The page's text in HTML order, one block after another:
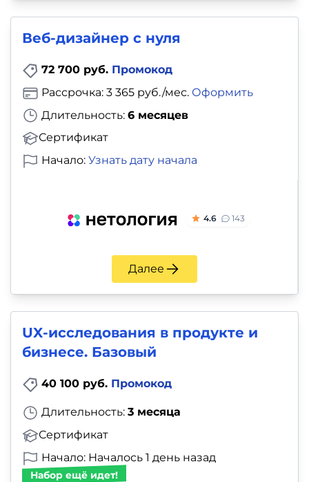
Веб-дизайнер с нуля
72 700 руб. Промокод
Длительность: 6 месяцев
Сертификат
Рассрочка: 3 365 руб./мес. Оформить
Начало: Узнать дату начала
4.6 143
Далее
UX-исследования в продукте и
бизнесе. Базовый
40 100 руб. Промокод
Длительность: 3 месяца
Сертификат
Начало: Началось 1 день назад
Набор ещё идет!